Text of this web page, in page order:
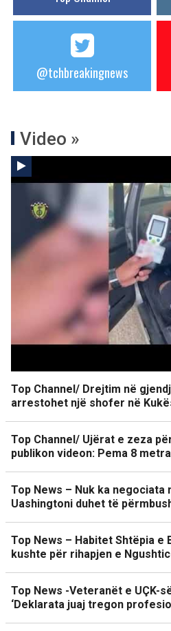
@tchbreakingnews
Video »
Top Channel/ Drejtim në
arrestohet një shofer në
Top Channel/ Ujërat e zeza
publikon videon: Pema 8
Top News – Nuk ka negociata
Uashingtoni duhet të
Top News – Habitet Shtëpia e
kushte për rihapjen e
Top News -Veteranët e UÇK-
‘Deklarata juaj tregon